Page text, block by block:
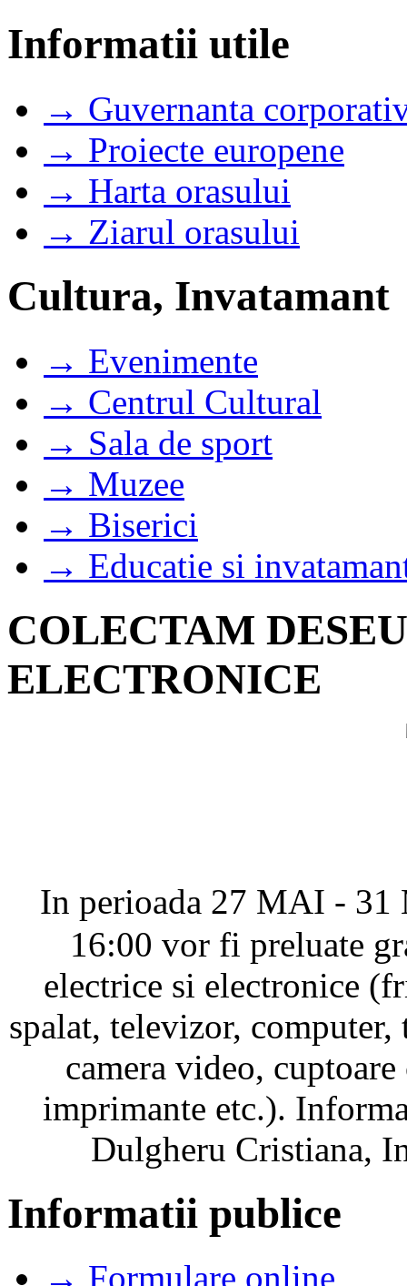
Informatii utile
→ Guvernanta
→ Proiecte europene
→ Harta orasului
→ Ziarul orasului
Cultura, Invatamant
→ Evenimente
→ Centrul Cultural
→ Sala de sport
→ Muzee
→ Biserici
→ Educatie si
COLECTAM
ELECTRONICE
In perioada 27 MAI -
16:00 vor fi preluate
electrice si electronice
spalat, televizor,
camera video,
imprimante etc.).
Dulgheru Cristiana,
Informatii publice
→ Formulare online